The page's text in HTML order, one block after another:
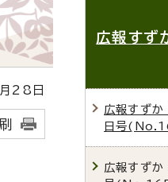
28日
広報す
広報すず
日号
広報すず